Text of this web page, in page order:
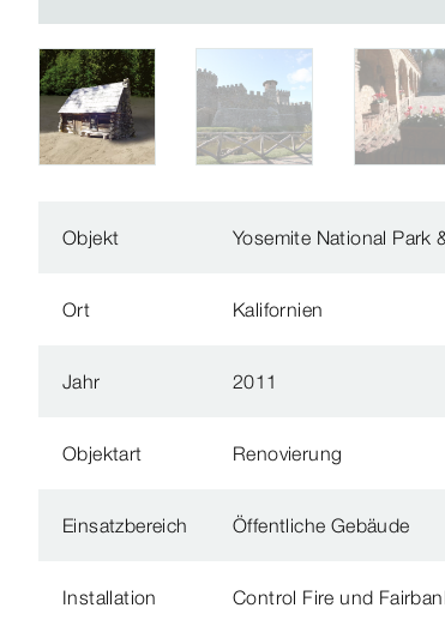
Objekt Yosemite National Park
Ort Kalifornien
Jahr 2011
Objektart Renovierung
Einsatzbereich Öffentliche Gebäude
Installation Control Fire und